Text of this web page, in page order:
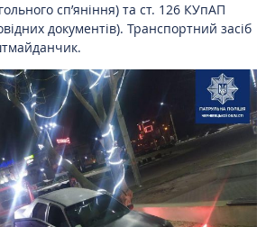
сп’яніння) та ст. 126 КУпАП
документів). Транспортний засіб